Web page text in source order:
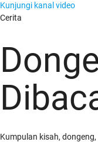
Berita
Kunjungi kanal video
Cerita
Kumpulan kisah,